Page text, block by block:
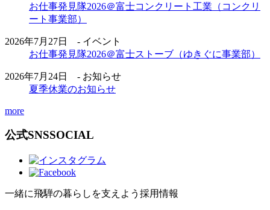
お仕事発見隊2026＠富士コンクリート工業（コンクリ
ート事業部）
2026年7月27日 - イベント
お仕事発見隊2026＠富士ストーブ（ゆきぐに事業部）
2026年7月24日 - お知らせ
夏季休業のお知らせ
more
公式SNSSOCIAL
一緒に飛騨の暮らしを支えよう 採用情報